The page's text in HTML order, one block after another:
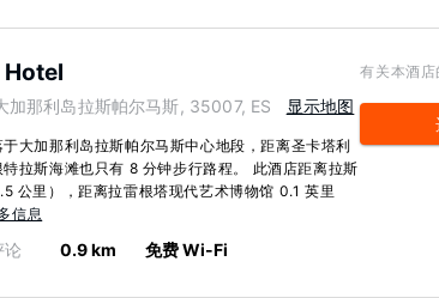
Hotel
那利岛拉斯帕尔马斯, 35007, ES 显示地图
大加那利岛拉斯帕尔马斯中心地段，距离圣卡塔利
拉斯海滩也只有 8 分钟步行路程。 此酒店距离拉斯
公里），距离拉雷根塔现代艺术博物馆 0.1 英里
信息
0.9 km 免费 Wi-Fi
有关本酒店